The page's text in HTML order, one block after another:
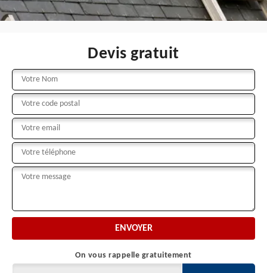
Devis gratuit
On vous rappelle gratuitement